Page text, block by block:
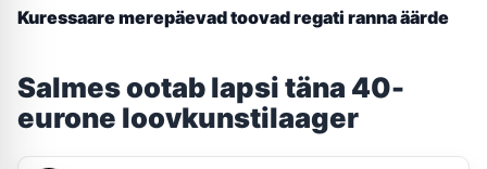
Kuressaare merepäevad toovad regati ranna äärde
Salmes ootab lapsi täna 40-
eurone loovkunstilaager